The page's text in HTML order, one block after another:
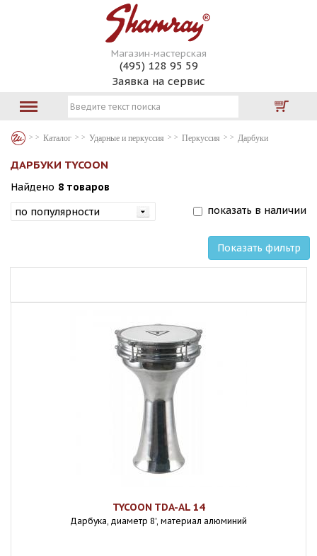
Магазин-мастерская
(495) 128 95 59
Заявка на сервис
Каталог Ударные и перкуссия Перкуссия Дарбуки
ДАРБУКИ TYCOON
Найдено 8 товаров
показать в наличии
Показать фильтр
TYCOON TDA-AL 14
Дарбука, диаметр 8', материал алюминий